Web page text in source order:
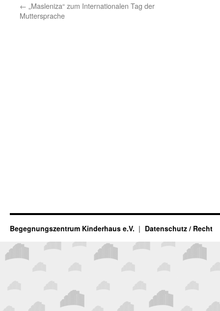
← „Masleniza“ zum Internationalen Tag der
Muttersprache
Begegnungszentrum Kinderhaus e.V. Datenschutz / Recht